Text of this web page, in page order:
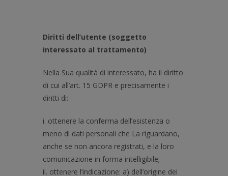
Diritti dell’utente (soggetto
interessato al trattamento)
Nella Sua qualità di interessato, ha il diritto
di cui all’art. 15 GDPR e precisamente i
diritti di:
i. ottenere la conferma dell’esistenza o
meno di dati personali che La riguardano,
anche se non ancora registrati, e la loro
comunicazione in forma intelligibile;
ii. ottenere l’indicazione: a) dell’origine dei